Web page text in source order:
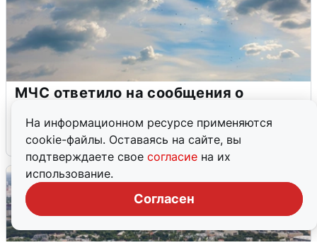
На информационном ресурсе применяются
cookie-файлы. Оставаясь на сайте, вы
подтверждаете свое согласие на их
использование.
Согласен
МЧС ответило на сообщения о
7 августа 0